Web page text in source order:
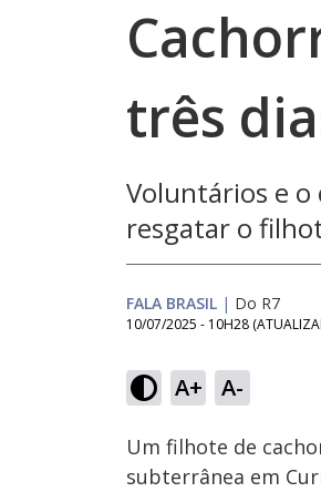
três
Voluntários e o
resgatar o
FALA BRASIL | Do R7
10/07/2025 - 10H28
A+ A-
Ativar
Som
Um filhote de
subterrânea em